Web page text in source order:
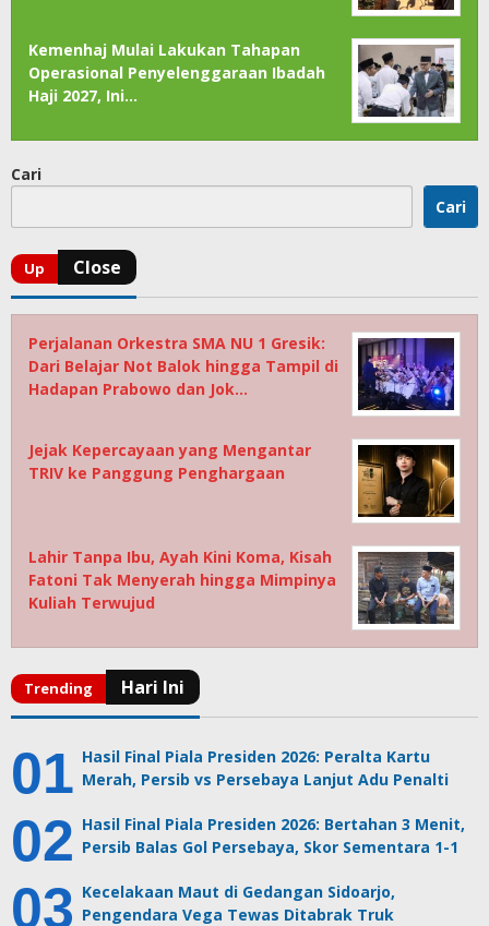
Kemenhaj Mulai Lakukan Tahapan
Operasional Penyelenggaraan Ibadah
Haji 2027, Ini…
Cari
Cari
Perjalanan Orkestra SMA NU 1 Gresik:
Dari Belajar Not Balok hingga Tampil di
Hadapan Prabowo dan Jok…
Jejak Kepercayaan yang Mengantar
TRIV ke Panggung Penghargaan
Lahir Tanpa Ibu, Ayah Kini Koma, Kisah
Fatoni Tak Menyerah hingga Mimpinya
Kuliah Terwujud
Hasil Final Piala Presiden 2026: Peralta Kartu
Merah, Persib vs Persebaya Lanjut Adu Penalti
Hasil Final Piala Presiden 2026: Bertahan 3 Menit,
Persib Balas Gol Persebaya, Skor Sementara 1-1
Kecelakaan Maut di Gedangan Sidoarjo,
Pengendara Vega Tewas Ditabrak Truk